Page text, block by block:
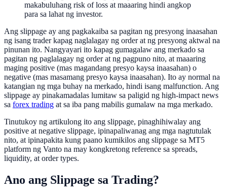
makabuluhang risk of loss at maaaring hindi angkop
para sa lahat ng investor.
Ang slippage ay ang pagkakaiba sa pagitan ng presyong inaasahan
ng isang trader kapag naglalagay ng order at ng presyong aktwal na
pinunan ito. Nangyayari ito kapag gumagalaw ang merkado sa
pagitan ng paglalagay ng order at ng pagpuno nito, at maaaring
maging positive (mas magandang presyo kaysa inaasahan) o
negative (mas masamang presyo kaysa inaasahan). Ito ay normal na
katangian ng mga buhay na merkado, hindi isang malfunction. Ang
slippage ay pinakamadalas lumitaw sa paligid ng high-impact news
sa forex trading at sa iba pang mabilis gumalaw na mga merkado.
Tinutukoy ng artikulong ito ang slippage, pinaghihiwalay ang
positive at negative slippage, ipinapaliwanag ang mga nagtutulak
nito, at ipinapakita kung paano kumikilos ang slippage sa MT5
platform ng Vanto na may kongkretong reference sa spreads,
liquidity, at order types.
Ano ang Slippage sa Trading?